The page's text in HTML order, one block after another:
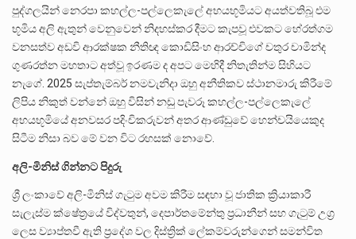
පුද්ගලයින් නෙරපා කහල්ල-පල්ලෙකැලේ අභයභූමියට අයත්වතිබූ එම
භූමිය අලි ඇතුන් වෙනුවෙන් නිදහස්කර දීමට කැපවූ එවකට හේරත්ගම
වනසත්ව අඩවි ආරක්ෂක නීතිඥ කොඩිසිංහ ආරච්චිගේ චතුර චාමින්ද
ගුණරත්න මහතාට අත්වූ ඉරණම ද අපට මෙහිදී නිතැතින්ම සිහියට
නැගේ. 2025 සැප්තැම්බර් නමවැනිදා ඔහු අනීතිකව ස්ථානමාරු කිරීමේ
ලිපිය නිකුත් වන්නේ ඔහු විසින් නඩු පැවරූ කහල්ල-පල්ලෙකැලේ
අභයභූමියේ අනවසර පදිංචිකරුවන් අතර ආණ්ඩුවේ හෙන්චයියෙකුද
සිටීම නිසා බව මේ වන විට රහසක් නොවේ.
අලි-මිනිස් ගින්නට පිදුරු
ශ්‍රී ලංකාවේ අලි-මිනිස් ගැටුම අවම කිරීම සඳහා වූ ජාතික ක්‍රියාකාරී
සැලැස්ම ක්ෂේත්‍රයේ විද්වතුන්, දෙපාර්තමේන්තු ප්‍රධානීන් සහ ගැටුම් උග්‍ර
ලෙස ව්‍යාප්තවී ඇති ප්‍රදේශ වල දිස්ත්‍රික් ලේකම්වරුන්ගෙන් සමන්විත